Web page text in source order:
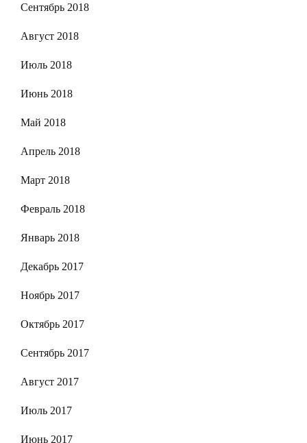
Сентябрь 2018
Август 2018
Июль 2018
Июнь 2018
Май 2018
Апрель 2018
Март 2018
Февраль 2018
Январь 2018
Декабрь 2017
Ноябрь 2017
Октябрь 2017
Сентябрь 2017
Август 2017
Июль 2017
Июнь 2017